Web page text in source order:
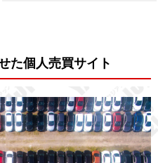
た個人売買サイト